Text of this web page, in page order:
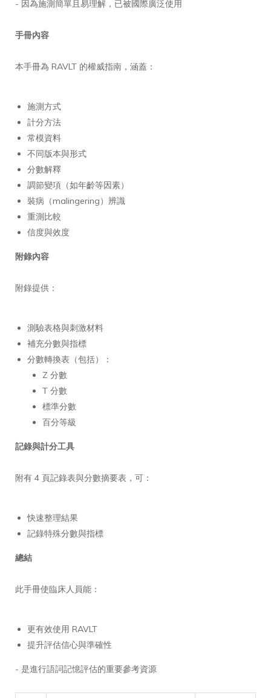
- 因為施測簡單且易理解，已被國際廣泛使用
手冊內容
本手冊為 RAVLT 的權威指南，涵蓋：
施測方式
計分方法
常模資料
不同版本與形式
分數解釋
調節變項（如年齡等因素）
裝病（malingering）辨識
重測比較
信度與效度
附錄內容
附錄提供：
測驗表格與刺激材料
補充分數與指標
分數轉換表（包括）：
Z 分數
T 分數
標準分數
百分等級
記錄與計分工具
附有 4 頁記錄表與分數摘要表，可：
快速整理結果
記錄特殊分數與指標
總結
此手冊使臨床人員能：
更有效使用 RAVLT
提升評估信心與準確性
- 是進行語詞記憶評估的重要參考資源